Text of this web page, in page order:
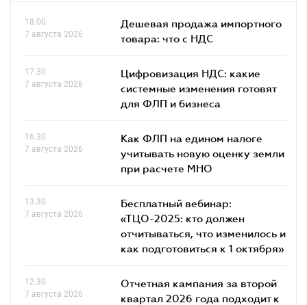
18.00
7 августа 2026
Дешевая продажа импортного
товара: что c НДС
17.30
7 августа 2026
Цифровизация НДС: какие
системные изменения готовят
для ФЛП и бизнеса
16.30
7 августа 2026
Как ФЛП на едином налоге
учитывать новую оценку земли
при расчете МНО
13.30
7 августа 2026
Бесплатный вебинар:
«ТЦО-2025: кто должен
отчитываться, что изменилось и
как подготовиться к 1 октября»
12.30
7 августа 2026
Отчетная кампания за второй
квартал 2026 года подходит к